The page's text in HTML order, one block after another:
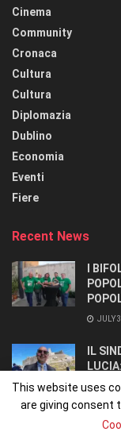
Cinema
Community
Cronaca
Cultura
Cultura
Diplomazia
Dublino
Economia
Eventi
Fiere
Recent News
I
JULY
IL
JULY
This website uses
are giving consent